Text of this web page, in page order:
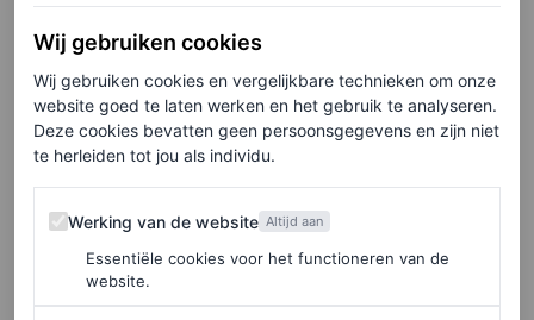
achtergrond gehouden, maar in februari keerde ze
triomfantelijk terug op de rode loper bij de NAACP
Image Awards. Daar droeg ze een vintage Versace-
creatie uit de jaren 90 en een door haar stylist Law Roach
uitgezochte, op vintage geïnspireerde Prada-jurk. Even
later was ze te zien in een Armani Privé-jurk en een met
De show van Louis Vuitton is haar eerste verschijning in
Wij gebruiken cookies
Wij gebruiken cookies en vergelijkbare technieken om onze
website goed te laten werken en het gebruik te analyseren.
Deze cookies bevatten geen persoonsgegevens en zijn niet
te herleiden tot jou als individu.
Werking van de website
Werking van de website Altijd aan
Essentiële cookies voor het functioneren van de
website.